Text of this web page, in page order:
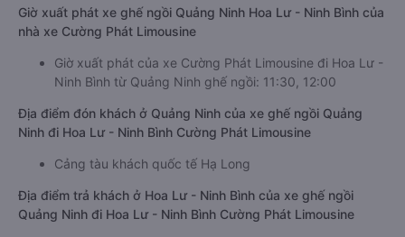
Giờ xuất phát xe ghế ngồi Quảng Ninh Hoa Lư - Ninh Bình của
nhà xe Cường Phát Limousine
Giờ xuất phát của xe Cường Phát Limousine đi Hoa Lư -
Ninh Bình từ Quảng Ninh ghế ngồi: 11:30, 12:00
Địa điểm đón khách ở Quảng Ninh của xe ghế ngồi Quảng
Ninh đi Hoa Lư - Ninh Bình Cường Phát Limousine
Cảng tàu khách quốc tế Hạ Long
Địa điểm trả khách ở Hoa Lư - Ninh Bình của xe ghế ngồi
Quảng Ninh đi Hoa Lư - Ninh Bình Cường Phát Limousine